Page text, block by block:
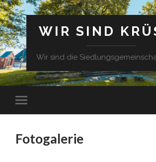
WIR SIND
Wir sind die
Fotogalerie